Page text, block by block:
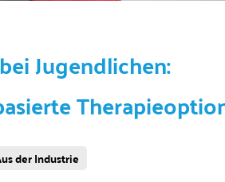
Jugendlichen:
der Industrie